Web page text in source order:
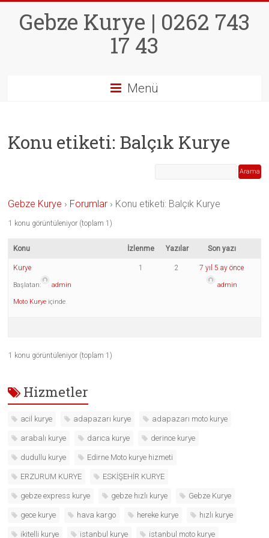
contentGebze Kurye | 0262 743
17 43
Menü
Konu etiketi: Balçık Kurye
Gebze Kurye › Forumlar › Konu etiketi: Balçık Kurye
1 konu görüntüleniyor (toplam 1)
Konu İzlenme Yazılar Son yazı
Kurye
Başlatan: admin
Moto Kurye içinde
1 2 7 yıl 5 ay önce
admin
1 konu görüntüleniyor (toplam 1)
Hizmetler
acil kurye adapazarı kurye adapazarı moto kurye
arabalı kurye darıca kurye derince kurye
dudullu kurye Edirne Moto kurye hizmeti
ERZURUM KURYE ESKİŞEHİR KURYE
gebze express kurye gebze hızlı kurye Gebze Kurye
gece kurye hava kargo hereke kurye hızlı kurye
ikitelli kurye istanbul kurye istanbul moto kurye